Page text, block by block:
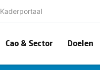
Kaderportaal
Cao & Sector Doelen